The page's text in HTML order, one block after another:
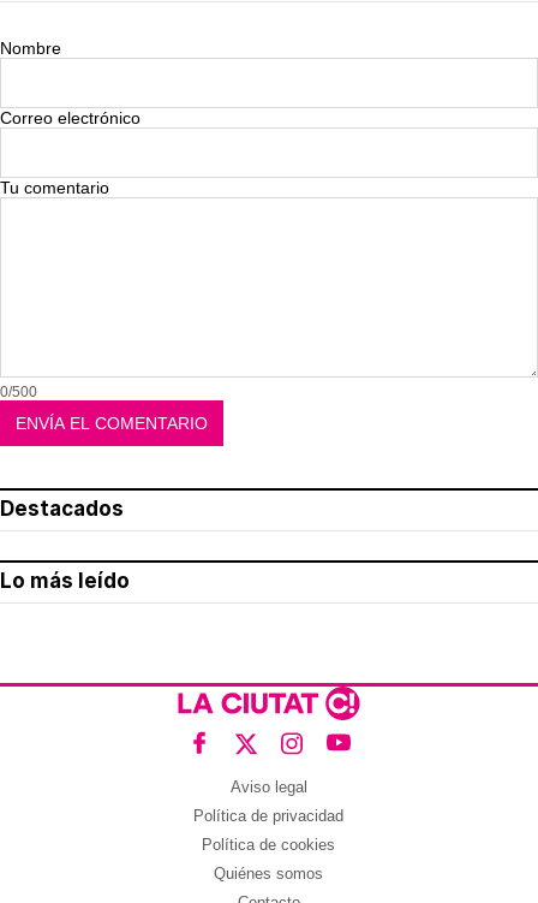
Nombre
Correo electrónico
Tu comentario
0/500
Destacados
Lo más leído
Aviso legal
Política de privacidad
Política de cookies
Quiénes somos